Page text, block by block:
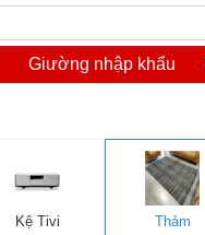
Giường nhập khẩu
Kệ Tivi Thảm